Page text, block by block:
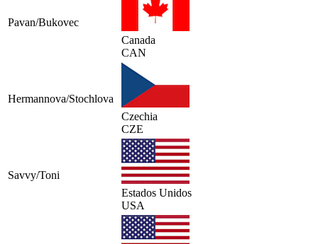
Pavan/Bukovec
Canada
CAN
Hermannova/Stochlova
Czechia
CZE
Savvy/Toni
Estados Unidos
USA